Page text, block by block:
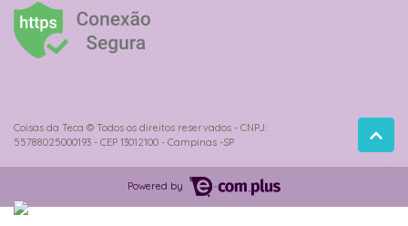
Coisas da Teca © Todos os direitos reservados - CNPJ:
55788025000193 - CEP 13012100 - Campinas -SP
Powered by